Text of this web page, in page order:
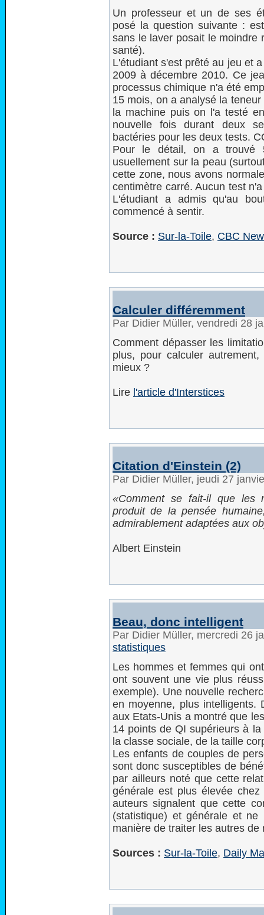
Un professeur et un de ses
posé la question suivante :
sans le laver posait le moindre
santé).
L'étudiant s'est prêté au jeu et
2009 à décembre 2010. Ce
processus chimique n'a été
15 mois, on a analysé la
la machine puis on l'a testé
nouvelle fois durant deux
bactéries pour les deux tests.
Pour le détail, on a trouvé
usuellement sur la peau
cette zone, nous avons
centimètre carré. Aucun test
L'étudiant a admis qu'au
commencé à sentir.
Source : Sur-la-Toile, CBC
Calculer différemment
Par Didier Müller, vendredi 28
Comment dépasser les
plus, pour calculer
mieux ?
Lire l'article d'Interstices
Citation d'Einstein (2)
Par Didier Müller, jeudi 27
Comment se fait-il que les
produit de la pensée
admirablement adaptées aux
Albert Einstein
Beau, donc intelligent
Par Didier Müller, mercredi 26
statistiques
Les hommes et femmes qui
ont souvent une vie plus
exemple). Une nouvelle
en moyenne, plus intelligents.
aux Etats-Unis a montré que
14 points de QI supérieurs à
la classe sociale, de la taille
Les enfants de couples de
sont donc susceptibles de
par ailleurs noté que cette
générale est plus élevée
auteurs signalent que cette
(statistique) et générale et
manière de traiter les autres de
Sources : Sur-la-Toile, Daily